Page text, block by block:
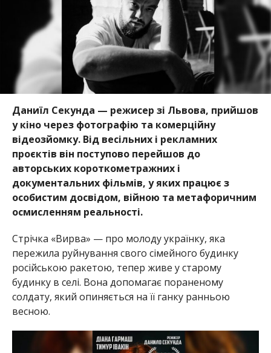
Даниїл Секунда — режисер зі Львова, прийшов
у кіно через фотографію та комерційну
відеозйомку. Від весільних і рекламних
проєктів він поступово перейшов до
авторських короткометражних і
документальних фільмів, у яких працює з
особистим досвідом, війною та метафоричним
осмисленням реальності.
Стрічка «Вирва» — про молоду українку, яка
пережила руйнування свого сімейного будинку
російською ракетою, тепер живе у старому
будинку в селі. Вона допомагає пораненому
солдату, який опиняється на її ганку ранньою
весною.